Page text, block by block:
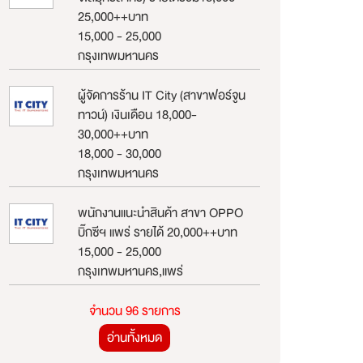
25,000++บาท
15,000 - 25,000
กรุงเทพมหานคร
ผู้จัดการร้าน IT City (สาขาฟอร์จูน
ทาวน์) เงินเดือน 18,000-
30,000++บาท
18,000 - 30,000
กรุงเทพมหานคร
พนักงานแนะนำสินค้า สาขา OPPO
บิ๊กซีฯ แพร่ รายได้ 20,000++บาท
15,000 - 25,000
กรุงเทพมหานคร,แพร่
จำนวน 96 รายการ
อ่านทั้งหมด